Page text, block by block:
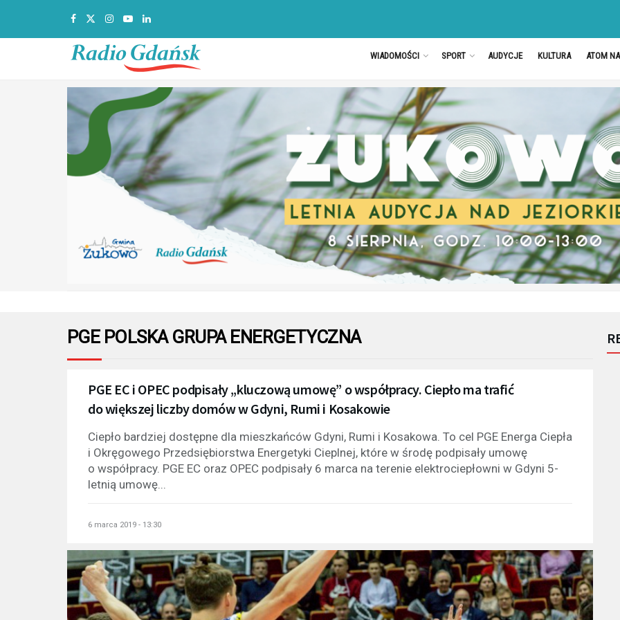
WIADOMOŚCI SPORT AUDYCJE KULTURA ATOM
PGE POLSKA GRUPA ENERGETYCZNA
PGE EC i OPEC podpisały „kluczową umowę” o współpracy. Ciepło ma trafić
do większej liczby domów w Gdyni, Rumi i Kosakowie
Ciepło bardziej dostępne dla mieszkańców Gdyni, Rumi i Kosakowa. To cel PGE Energa Ciepła
i Okręgowego Przedsiębiorstwa Energetyki Cieplnej, które w środę podpisały umowę
o współpracy. PGE EC oraz OPEC podpisały 6 marca na terenie elektrociepłowni w Gdyni 5-
letnią umowę...
6 marca 2019 - 13:30